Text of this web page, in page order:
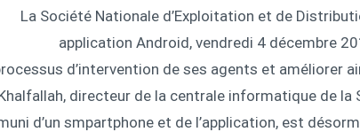
La Société Nationale d’Exploitation et de
application Android, vendredi 4 décembre
d’intervention de ses agents et améliorer
directeur de la centrale informatique de la
d’un smpartphone et de l’application, est